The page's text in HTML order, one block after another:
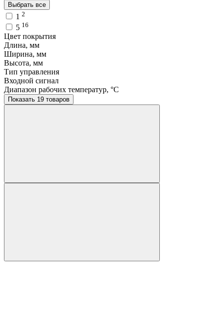
Выбрать все
1 2
5 16
Цвет покрытия
Длина, мм
Ширина, мм
Высота, мм
Тип управления
Входной сигнал
Диапазон рабочих температур, °C
Показать 19 товаров